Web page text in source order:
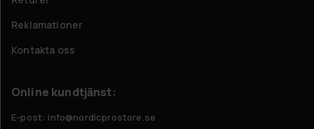
Reklamationer
Kontakta oss
Online kundtjänst:
E-post: info@nordicprostore.se